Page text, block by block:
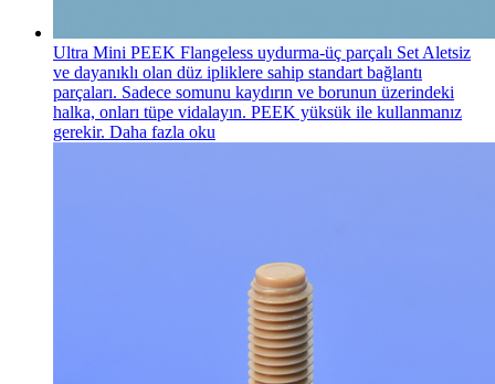
Ultra Mini PEEK Flangeless uydurma-üç parçalı Set Aletsiz
ve dayanıklı olan düz ipliklere sahip standart bağlantı
parçaları. Sadece somunu kaydırın ve borunun üzerindeki
halka, onları tüpe vidalayın. PEEK yüksük ile kullanmanız
gerekir. Daha fazla oku